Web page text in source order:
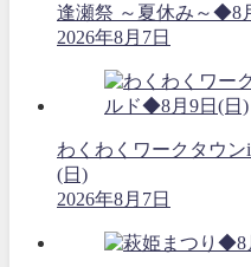
逢瀬祭 ～夏休み～◆8
2026年8月7日
わくわくワークタウ
(日)
2026年8月7日